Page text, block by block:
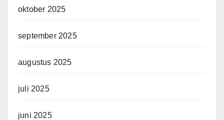
oktober 2025
september 2025
augustus 2025
juli 2025
juni 2025